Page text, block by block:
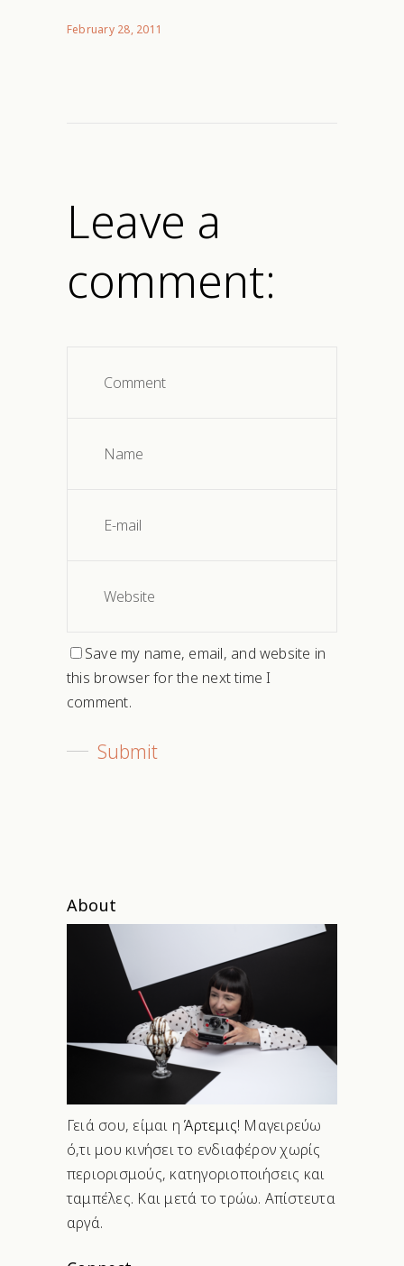
February 28, 2011
Leave a
comment:
Save my name, email, and website in
this browser for the next time I
comment.
About
Γειά σου, είμαι ηΆρτεμις! Μαγειρεύω
ό,τι μου κινήσει το ενδιαφέρον χωρίς
περιορισμούς, κατηγοριοποιήσεις και
ταμπέλες. Και μετά το τρώω. Απίστευτα
αργά.